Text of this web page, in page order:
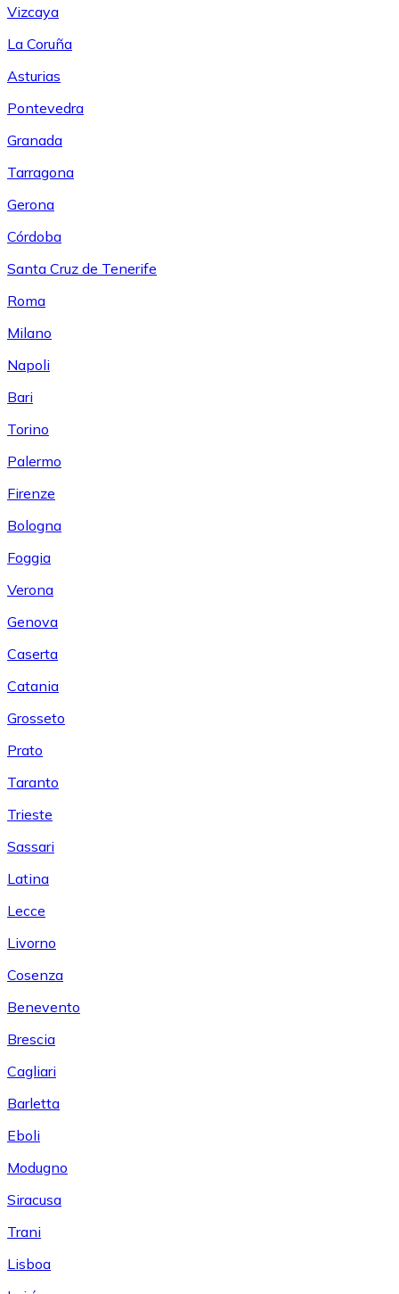
Vizcaya
La Coruña
Asturias
Pontevedra
Granada
Tarragona
Gerona
Córdoba
Santa Cruz de Tenerife
Roma
Milano
Napoli
Bari
Torino
Palermo
Firenze
Bologna
Foggia
Verona
Genova
Caserta
Catania
Grosseto
Prato
Taranto
Trieste
Sassari
Latina
Lecce
Livorno
Cosenza
Benevento
Brescia
Cagliari
Barletta
Eboli
Modugno
Siracusa
Trani
Lisboa